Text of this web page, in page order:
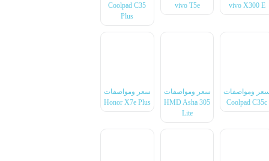
vivo X300 E
vivo T5e
Coolpad C35
Plus
سعر ومواصفات
Coolpad C35c
سعر ومواصفات
HMD Asha 305
Lite
سعر ومواصفات
Honor X7e Plus